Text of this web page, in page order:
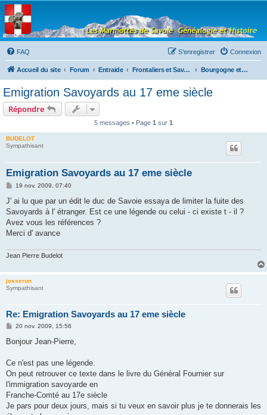
Les Marmottes de
Savoie
Forum d'entraide généalogique
FAQ
Connexion
S’enregistrer
Accueil du site Forum Entraide Frontaliers et Savoyards à l'étranger Bourgogne et Franche-Comté
Emigration Savoyards au 17 eme siècle
Répondre
5 messages • Page 1 sur 1
BUDELOT
Sympathisant
Emigration Savoyards au 17 eme siècle
M
s
a
g
19 nov. 2009, 07:40
J' ai lu que par un édit le duc de Savoie essaya de limiter la fuite des
Savoyards à l' étranger. Est ce une légende ou celui - ci existe t - il ?
Avez vous les références ?
Merci d' avance
Jean Pierre Budelot
josseron
Sympathisant
Re: Emigration Savoyards au 17 eme siècle
M
s
g
20 nov. 2009, 15:56
Bonjour Jean-Pierre,
Ce n'est pas une légende.
On peut retrouver ce texte dans le livre du Général Fournier sur
l'immigration savoyarde en
Franche-Comté au 17e siècle
Je pars pour deux jours, mais si tu veux en savoir plus je te donnerais les